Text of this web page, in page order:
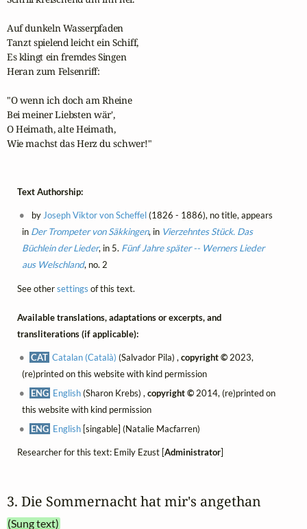
Auf dunkeln Wasserpfaden
Tanzt spielend leicht ein Schiff,
Es klingt ein fremdes Singen
Heran zum Felsenriff:
"O wenn ich doch am Rheine
Bei meiner Liebsten wär',
O Heimath, alte Heimath,
Wie machst das Herz du schwer!"
Text Authorship:
byJoseph Viktor von Scheffel(1826 - 1886), no title, appears
in Der Trompeter von Säkkingen, in Vierzehntes Stück. Das
Büchlein der Lieder, in 5. Fünf Jahre später -- Werners Lieder
aus Welschland, no. 2
See othersettings of this text.
Available translations, adaptations or excerpts, and
transliterations (if applicable):
CAT Catalan (Català) (Salvador Pila) ,copyright © 2023,
(re)printed on this website with kind permission
ENG English(Sharon Krebs) ,copyright © 2014, (re)printed on
this website with kind permission
ENG English [singable] (Natalie Macfarren)
Researcher for this text: Emily Ezust [Administrator]
3. Die Sommernacht hat mir's angethan
(Sung text)